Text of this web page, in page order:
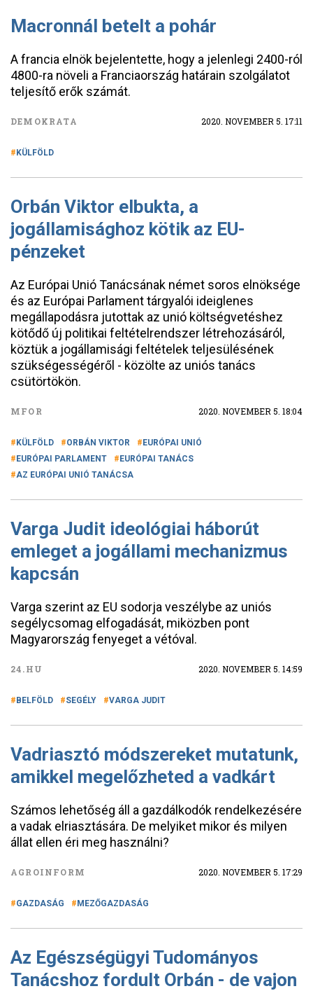
Macronnál betelt a pohár
A francia elnök bejelentette, hogy a jelenlegi 2400-ról
4800-ra növeli a Franciaország határain szolgálatot
teljesítő erők számát.
DEMOKRATA 2020. NOVEMBER 5. 17:11
KÜLFÖLD
Orbán Viktor elbukta, a
jogállamisághoz kötik az EU-
pénzeket
Az Európai Unió Tanácsának német soros elnöksége
és az Európai Parlament tárgyalói ideiglenes
megállapodásra jutottak az unió költségvetéshez
kötődő új politikai feltételrendszer létrehozásáról,
köztük a jogállamisági feltételek teljesülésének
szükségességéről - közölte az uniós tanács
csütörtökön.
MFOR 2020. NOVEMBER 5. 18:04
KÜLFÖLD ORBÁN VIKTOR
EURÓPAI UNIÓ
EURÓPAI PARLAMENT
EURÓPAI TANÁCS
AZ EURÓPAI UNIÓ TANÁCSA
Varga Judit ideológiai háborút
emleget a jogállami mechanizmus
kapcsán
Varga szerint az EU sodorja veszélybe az uniós
segélycsomag elfogadását, miközben pont
Magyarország fenyeget a vétóval.
24.HU 2020. NOVEMBER 5. 14:59
BELFÖLD SEGÉLY VARGA JUDIT
Vadriasztó módszereket mutatunk,
amikkel megelőzheted a vadkárt
Számos lehetőség áll a gazdálkodók rendelkezésére
a vadak elriasztására. De melyiket mikor és milyen
állat ellen éri meg használni?
AGROINFORM 2020. NOVEMBER 5. 17:29
GAZDASÁG MEZŐGAZDASÁG
Az Egészségügyi Tudományos
Tanácshoz fordult Orbán - de vajon